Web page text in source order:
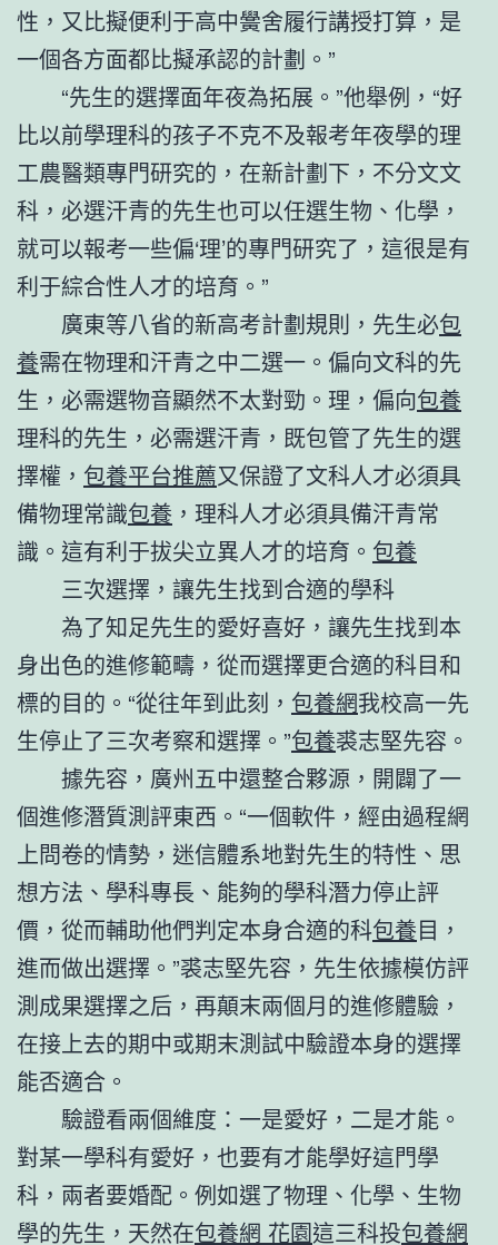
性，又比擬便利于高中黌舍履行講授打算，是
一個各方面都比擬承認的計劃。”
“先生的選擇面年夜為拓展。”他舉例，“好
比以前學理科的孩子不克不及報考年夜學的理
工農醫類專門研究的，在新計劃下，不分文文
科，必選汗青的先生也可以任選生物、化學，
就可以報考一些偏‘理’的專門研究了，這很是有
利于綜合性人才的培育。”
廣東等八省的新高考計劃規則，先生必包
養需在物理和汗青之中二選一。偏向文科的先
生，必需選物音顯然不太對勁。理，偏向包養
理科的先生，必需選汗青，既包管了先生的選
擇權， 包養平台推薦又保證了文科人才必須具
備物理常識包養 ，理科人才必須具備汗青常
識。這有利于拔尖立異人才的培育。 包養
三次選擇，讓先生找到合適的學科
為了知足先生的愛好喜好，讓先生找到本
身出色的進修範疇，從而選擇更合適的科目和
標的目的。“從往年到此刻， 包養網我校高一先
生停止了三次考察和選擇。”包養裘志堅先容。
據先容，廣州五中還整合夥源，開闢了一
個進修潛質測評東西。“一個軟件，經由過程網
上問卷的情勢，迷信體系地對先生的特性、思
想方法、學科專長、能夠的學科潛力停止評
價，從而輔助他們判定本身合適的科包養目，
進而做出選擇。”裘志堅先容，先生依據模仿評
測成果選擇之后，再顛末兩個月的進修體驗，
在接上去的期中或期末測試中驗證本身的選擇
能否適合。
驗證看兩個維度：一是愛好，二是才能。
對某一學科有愛好，也要有才能學好這門學
科，兩者要婚配。例如選了物理、化學、生物
學的先生，天然在包養網 花園這三科投包養網